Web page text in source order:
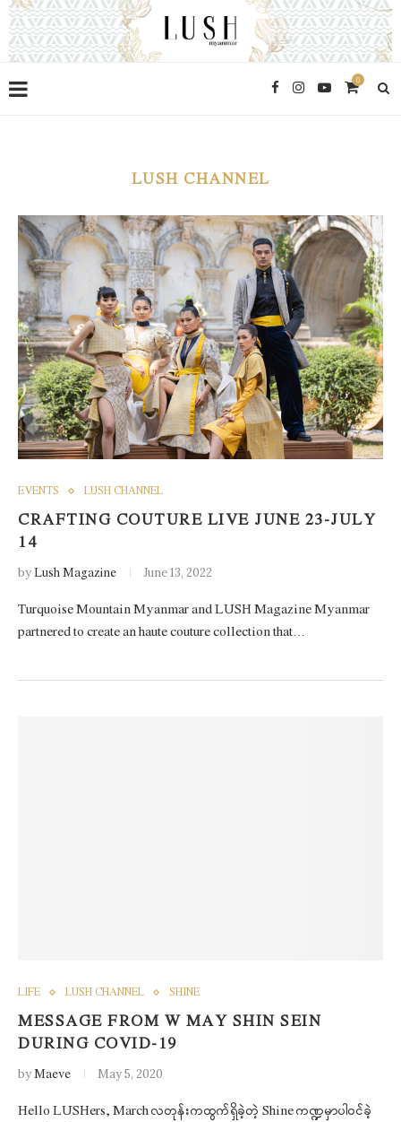
0
LUSH CHANNEL
EVENTS LUSH CHANNEL
CRAFTING COUTURE LIVE JUNE 23-JULY
14
byLush Magazine June 13, 2022
Turquoise Mountain Myanmar and LUSH Magazine Myanmar
partnered to create an haute couture collection that…
LIFE LUSH CHANNEL SHINE
MESSAGE FROM W MAY SHIN SEIN
DURING COVID-19
byMaeve May 5, 2020
Hello LUSHers, March လတုန်းကထွက်ရှိခဲ့တဲ့ Shine ကဏ္ဍမှာပါဝင်ခဲ့